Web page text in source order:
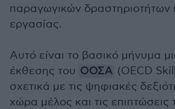
παραγωγικών δραστηριοτήτων
εργασίας.
Αυτό είναι το βασικό μήνυμα
έκθεσης του ΟΟΣΑ (OECD
σχετικά με τις ψηφιακές
χώρα μέλος και τις επιπτώσεις